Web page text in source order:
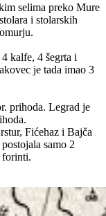
selima preko Mure
i stolarskih
kalfe, 4 šegrta i
je tada imao 3
prihoda. Legrad je
Fićehaz i Bajča
samo 2
forinti.